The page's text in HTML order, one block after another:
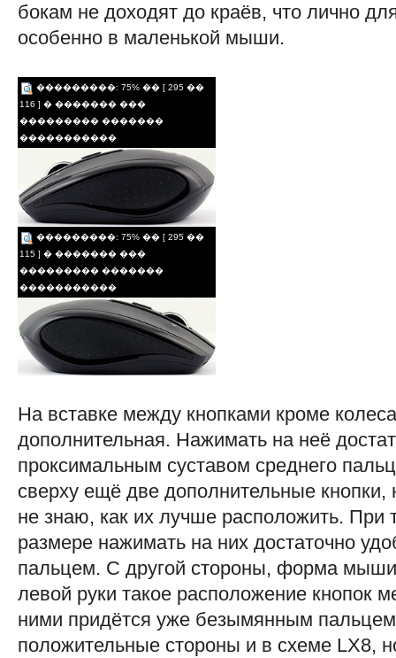
бокам не доходят до краёв, что лично
особенно в маленькой мыши.
���������: 75% �� [ 295 ��
116 ] � ������� ���
��������� �������
�����������
���������: 75% �� [ 295 ��
115 ] � ������� ���
��������� �������
�����������
На вставке между кнопками кроме
дополнительная. Нажимать на неё
проксимальным суставом среднего
сверху ещё две дополнительные
не знаю, как их лучше расположить. При
размере нажимать на них достаточно
пальцем. С другой стороны, форма
левой руки такое расположение кнопок
ними придётся уже безымянным
положительные стороны и в схеме LX8,